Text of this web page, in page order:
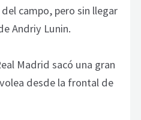
campo, pero sin llegar
Andriy Lunin.
Madrid sacó una gran
desde la frontal de